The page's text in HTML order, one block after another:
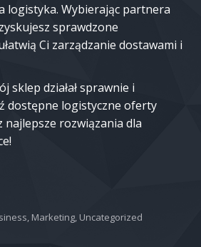
logistyka. Wybierając partnera
sprawdzone
Ci zarządzanie dostawami i
sklep działał sprawnie i
dostępne logistyczne oferty
najlepsze rozwiązania dla
, Marketing, Uncategorized